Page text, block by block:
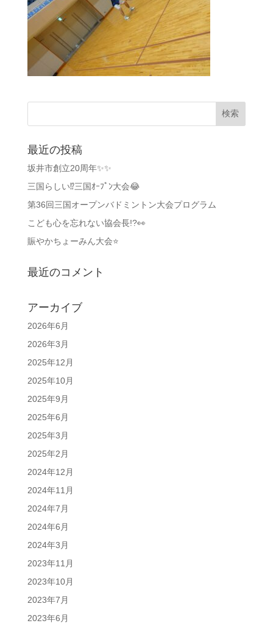
最近の投稿
坂井市創立20周年✨✨
三国らしい⁉️三国ｵｰﾌﾟﾝ大会😂
第36回三国オープンバドミントン大会プログラム
こども心を忘れない協会長!?👀
賑やかちょーみん大会⭐
最近のコメント
アーカイブ
2026年6月
2026年3月
2025年12月
2025年10月
2025年9月
2025年6月
2025年3月
2025年2月
2024年12月
2024年11月
2024年7月
2024年6月
2024年3月
2023年11月
2023年10月
2023年7月
2023年6月